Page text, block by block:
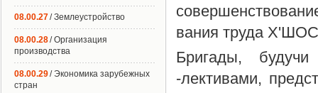
вания труда
Бригады,
-лективами,
08.00.27/ Землеустройство
08.00.28/ Организация
производства
08.00.29/ Экономика зарубежных
стран